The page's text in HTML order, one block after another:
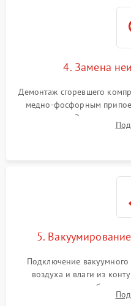
4. Замена
Демонтаж сгоревшего
медно-фосфорным
осушителя. Замена
сломанных заслонок или
5.
Подключение вакуумного
воздуха и влаги из
дозированным объемом
электронным весам.